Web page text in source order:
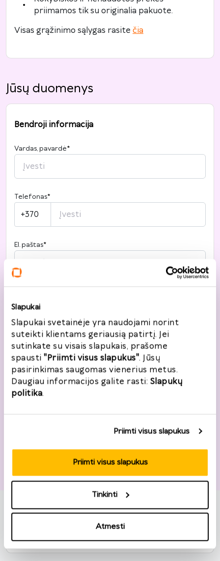
Slapukai
Slapukai svetainėje yra naudojami norint
suteikti klientams geriausią patirtį. Jei
sutinkate su visais slapukais, prašome
spausti "Priimti visus slapukus". Jūsų
pasirinkimas saugomas vienerius metus.
Daugiau informacijos galite rasti: Slapukų
politika.
Priimti visus slapukus
Priimti visus slapukus
Tinkinti
Atmesti
priimamos tik su originalia pakuote.
Visas grąžinimo sąlygas rasite čia
Jūsų duomenys
Bendroji informacija
Vardas, pavardė*
Telefonas*
+370
El. paštas*
Grąžinimo informacija
Užsakymo numeris* Užsakymo data*
29 30 31 1 2
3 4 5 6 7 8 9
10 11 12 13
17 18 19 20 21 22 23
25 26
31 1 2 3 4 5 6
Šiandien Išvalyti Uždaryti
Pinigų grąžinimo būdas*